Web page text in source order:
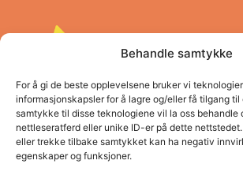
Behandle samtykke
For å gi de beste opplevelsene bruker vi
informasjonskapsler for å lagre og/eller få tilgang til
samtykke til disse teknologiene vil la oss behandle
nettleseratferd eller unike ID-er på dette
eller trekke tilbake samtykket kan ha negativ
egenskaper og funksjoner.
Pro Vestland opplæringskontor
Adresse: Concordbygget, Firdaveien 6